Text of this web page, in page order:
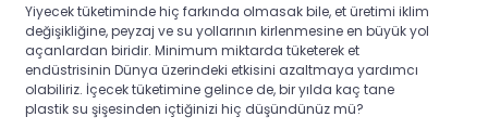
Yiyecek tüketiminde hiç farkında olmasak bile, et üretimi iklim
değişikliğine, peyzaj ve su yollarının kirlenmesine en büyük yol
açanlardan biridir. Minimum miktarda tüketerek et
endüstrisinin Dünya üzerindeki etkisini azaltmaya yardımcı
olabiliriz. İçecek tüketimine gelince de,bir yılda kaç tane
plastik su şişesinden içtiğinizi hiç düşündünüz mü?